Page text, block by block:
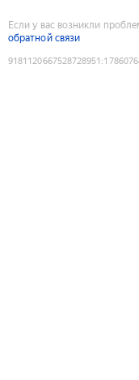
Если у вас возникли
обратной связи
9181120667528728951 :